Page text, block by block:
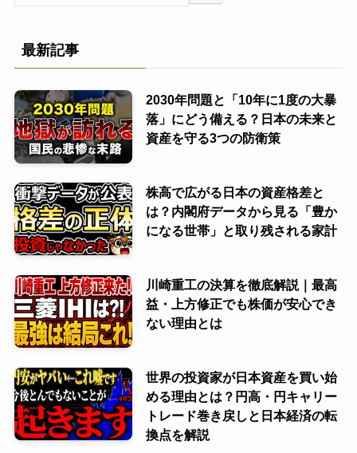
最新記事
2030年問題と「10年に1度の大暴
落」にどう備える？日本の未来と
資産を守る3つの防衛策
株高で広がる日本の資産格差と
は？内閣府データから見る「豊か
になる世帯」と取り残される家計
川崎重工の決算を徹底解説｜最高
益・上方修正でも株価が安心でき
ない理由とは
世界の投資家が日本資産を買い始
める理由とは？円高・円キャリー
トレード巻き戻しと日本経済の転
換点を解説